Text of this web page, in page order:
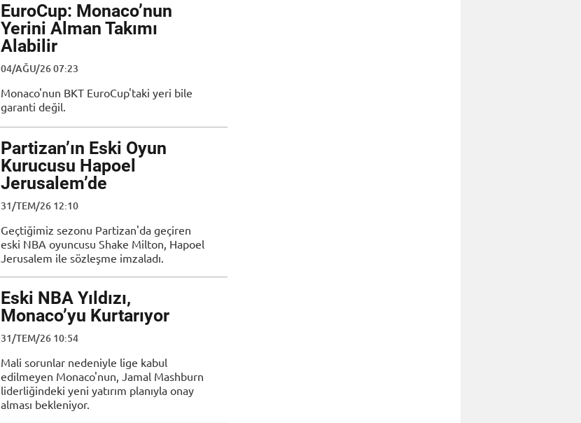
EuroCup: Monaco’nun
Yerini Alman Takımı
Alabilir
04/AĞU/26 07:23
Monaco'nun BKT EuroCup'taki yeri bile
garanti değil.
Partizan’ın Eski Oyun
Kurucusu Hapoel
Jerusalem’de
31/TEM/26 12:10
Geçtiğimiz sezonu Partizan'da geçiren
eski NBA oyuncusu Shake Milton, Hapoel
Jerusalem ile sözleşme imzaladı.
Eski NBA Yıldızı,
Monaco’yu Kurtarıyor
31/TEM/26 10:54
Mali sorunlar nedeniyle lige kabul
edilmeyen Monaco'nun, Jamal Mashburn
liderliğindeki yeni yatırım planıyla onay
alması bekleniyor.